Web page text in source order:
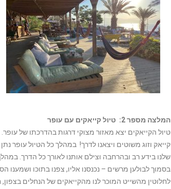
המלצה מספר 2: טיול קייאקים עם עופר
טיול הקייאקים יצא מאזור מצוקי דרגות בהדרכתו של
קייאק וזוג משוטים ויצאנו לדרך! במהלך כל הטיול
שלנו בידע רב ובהרחבה וצילם אותנו לאורך כל הדרך.
בסמוך לבולען מרשים – נכנסנו אליו, צפנו בתוכו ושמענו
לחלוטין מהשייט המוכר לנו מהקייאקים של הנחלים